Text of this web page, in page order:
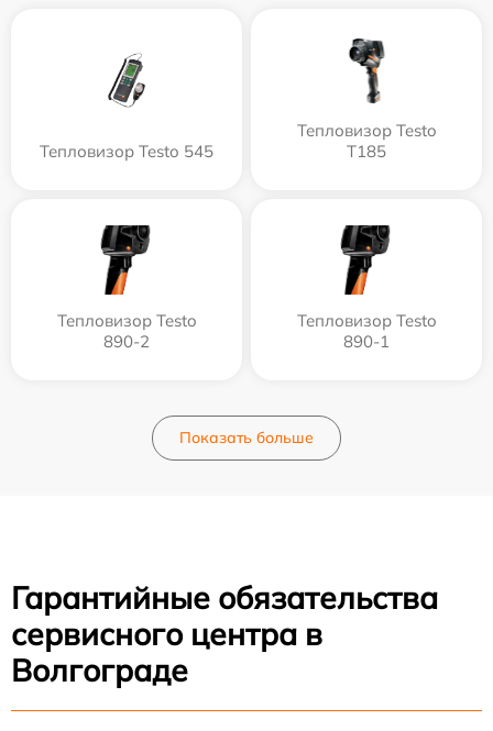
Тепловизор Testo 545
Тепловизор Testo
T185
Тепловизор Testo
890-2
Тепловизор Testo
890-1
Показать больше
Гарантийные обязательства
сервисного центра в
Волгограде